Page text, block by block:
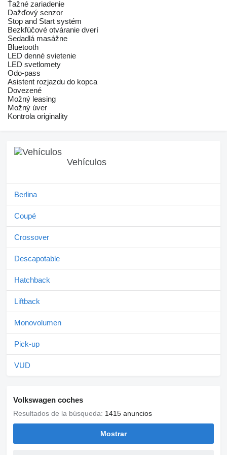
Ťažné zariadenie
Dažďový senzor
Stop and Start systém
Bezkľúčové otváranie dverí
Sedadlá masážne
Bluetooth
LED denné svietenie
LED svetlomety
Odo-pass
Asistent rozjazdu do kopca
Dovezené
Možný leasing
Možný úver
Kontrola originality
Vehículos
Berlina
Coupé
Crossover
Descapotable
Hatchback
Liftback
Monovolumen
Pick-up
VUD
Volkswagen coches
Resultados de la búsqueda: 1415 anuncios
Mostrar